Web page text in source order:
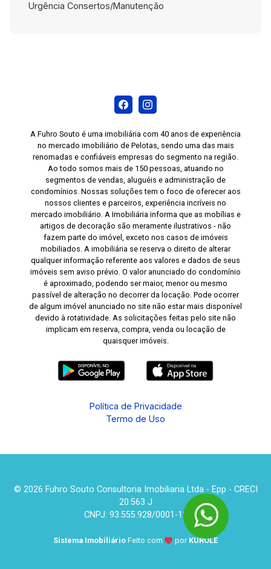
Urgência Consertos/Manutenção
A Fuhro Souto é uma imobiliária com 40 anos de experiência
no mercado imobiliário de Pelotas, sendo uma das mais
renomadas e confiáveis empresas do segmento na região.
Ao todo somos mais de 150 pessoas, atuando no
segmentos de vendas, aluguéis e administração de
condomínios. Nossas soluções tem o foco de oferecer aos
nossos clientes e parceiros, experiência incríveis no
mercado imobiliário. A Imobiliária informa que as mobílias e
artigos de decoração são meramente ilustrativos - não
fazem parte do imóvel, exceto nos casos de imóveis
mobiliados. A imobiliária se reserva o direito de alterar
qualquer informação referente aos valores e dados de seus
imóveis sem aviso prévio. O valor anunciado do condomínio
é aproximado, podendo ser maior, menor ou mesmo
passível de alteração no decorrer da locação. Pode ocorrer
de algum imóvel anunciado no site não estar mais disponível
devido à rotatividade. As solicitações feitas pelo site não
implicam em reserva, compra, venda ou locação de
quaisquer imóveis.
Política de Privacidade
Termo de Uso
© 2026 Fuhro Souto Consultoria Imobiliaria Ltda - Epp - CRECI
20.563 J
CNPJ: 93.555.928/0001-13
Sistema Imobiliário Feito com por KUROLE